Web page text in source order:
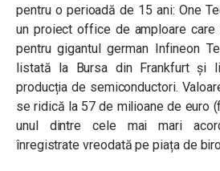
pentru o perioadă de 15 ani: One
un proiect office de amploare
pentru gigantul german Infineon
listată la Bursa din Frankfurt și
producția de semiconductori.
se ridică la 57 de milioane de euro
unul dintre cele mai mari
înregistrate vreodată pe piața de